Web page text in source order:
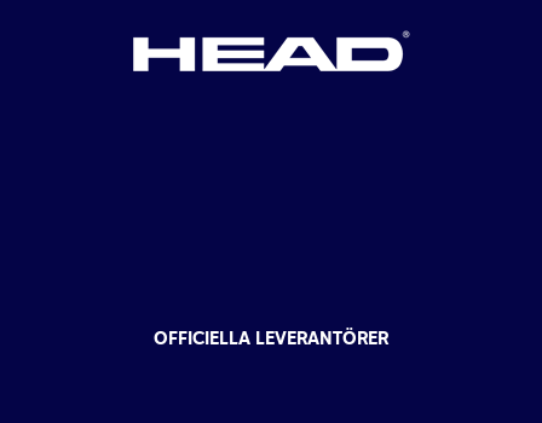
OFFICIELLA LEVERANTÖRER